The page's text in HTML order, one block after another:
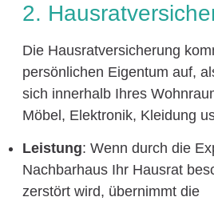
2.
Die Hausratversicherung
persönlichen Eigentum auf,
sich innerhalb Ihres
Möbel, Elektronik, Kleidung
Leistung: Wenn durch die
Nachbarhaus Ihr Hausrat
zerstört wird, übernimmt die